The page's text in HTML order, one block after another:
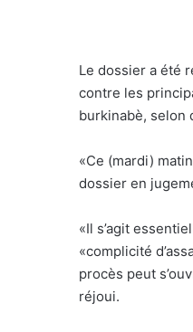
Le dossier a été
contre les
burkinabè, selon
«Ce (mardi)
dossier en
«Il s’agit
«complicité
procès peut
réjoui.